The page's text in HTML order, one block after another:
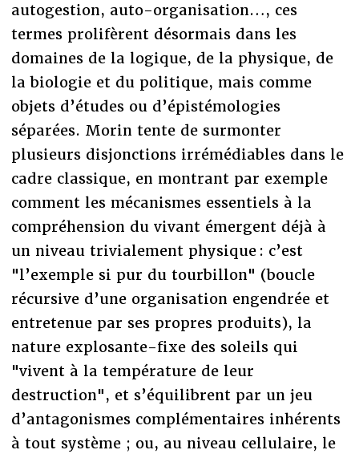
autogestion, auto-organisation…, ces
termes prolifèrent désormais dans les
domaines de la logique, de la physique, de
la biologie et du politique, mais comme
objets d’études ou d’épistémologies
séparées. Morin tente de surmonter
plusieurs disjonctions irrémédiables dans le
cadre classique, en montrant par exemple
comment les mécanismes essentiels à la
compréhension du vivant émergent déjà à
un niveau trivialement physique : c’est
"l’exemple si pur du tourbillon" (boucle
récursive d’une organisation engendrée et
entretenue par ses propres produits), la
nature explosante-fixe des soleils qui
"vivent à la température de leur
destruction", et s’équilibrent par un jeu
d’antagonismes complémentaires inhérents
à tout système ; ou, au niveau cellulaire, le